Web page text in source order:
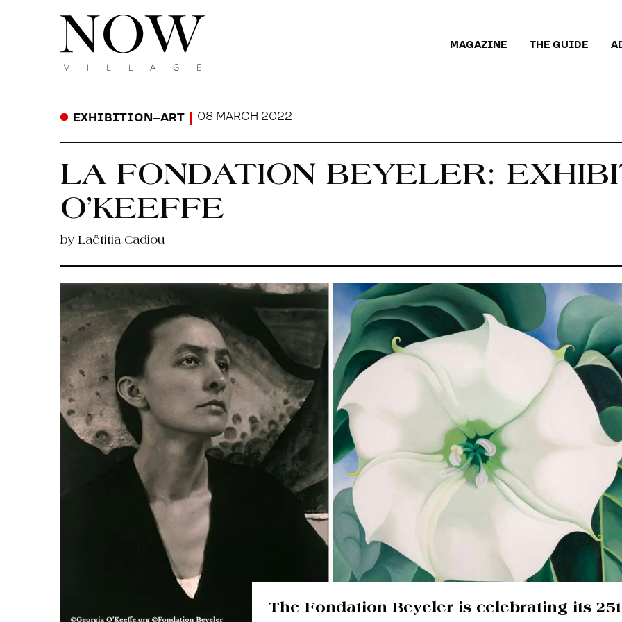
MAGAZINE THE GUIDE
EXHIBITION–ART 08 MARCH 2022
LA FONDATION BEYELER:
O’KEEFFE
by Laëtitia Cadiou
The Fondation Beyeler is celebrating its